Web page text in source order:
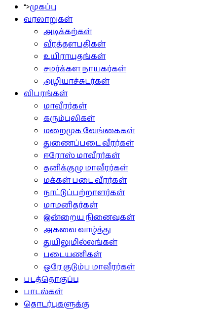
">முகப்பு
வரலாறுகள்
அடிக்கற்கள்
வீரத்தளபதிகள்
உயிராயுதங்கள்
சமர்க்கள நாயகர்கள்
அழியாச்சுடர்கள்
விபரங்கள்
மாவீரர்கள்
கரும்புலிகள்
மறைமுக வேங்கைகள்
துணைப்படை வீரர்கள்
ஈரோஸ் மாவீரர்கள்
தனிக்குழு மாவீரர்கள்
மக்கள் படை வீரர்கள்
நாட்டுப்பற்றாளர்கள்
மாமனிதர்கள்
இன்றைய நினைவுகள்
அகவை வாழ்த்து
துயிலுமில்லங்கள்
படையணிகள்
ஒரே குடும்ப மாவீரர்கள்
படத்தொகுப்பு
பாடல்கள்
தொடர்புகளுக்கு